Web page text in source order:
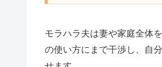
モラハラ夫は妻や家庭全体
の使い方にまで干渉し、自